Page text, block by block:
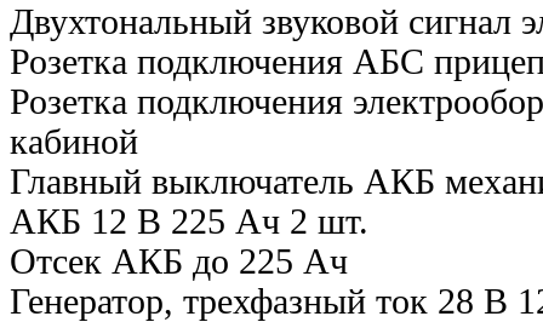
Двухтональный звуковой сигнал
Розетка подключения АБС
Розетка подключения
кабиной
Главный выключатель АКБ
АКБ 12 В 225 Ач 2 шт.
Отсек АКБ до 225 Ач
Генератор, трехфазный ток 28 В